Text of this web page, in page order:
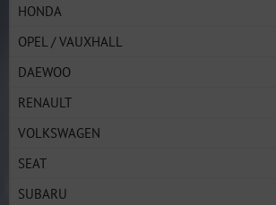
HONDA
OPEL / VAUXHALL
DAEWOO
RENAULT
VOLKSWAGEN
SEAT
SUBARU